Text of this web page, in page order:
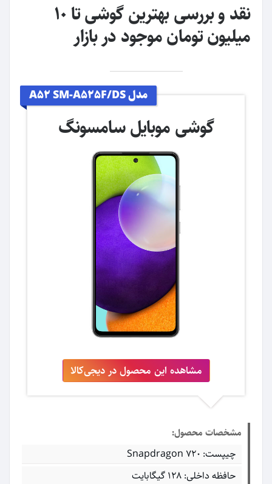
نقد و بررسی بهترین گوشی تا ۱۰
میلیون تومان موجود در بازار
مدل A52 SM-A525F/DS
گوشی موبایل سامسونگ
مشاهده این محصول در دیجی‌کالا
مشخصات محصول:
چیپست: Snapdragon 720
حافظه داخلی: ۱۲۸ گیگابایت